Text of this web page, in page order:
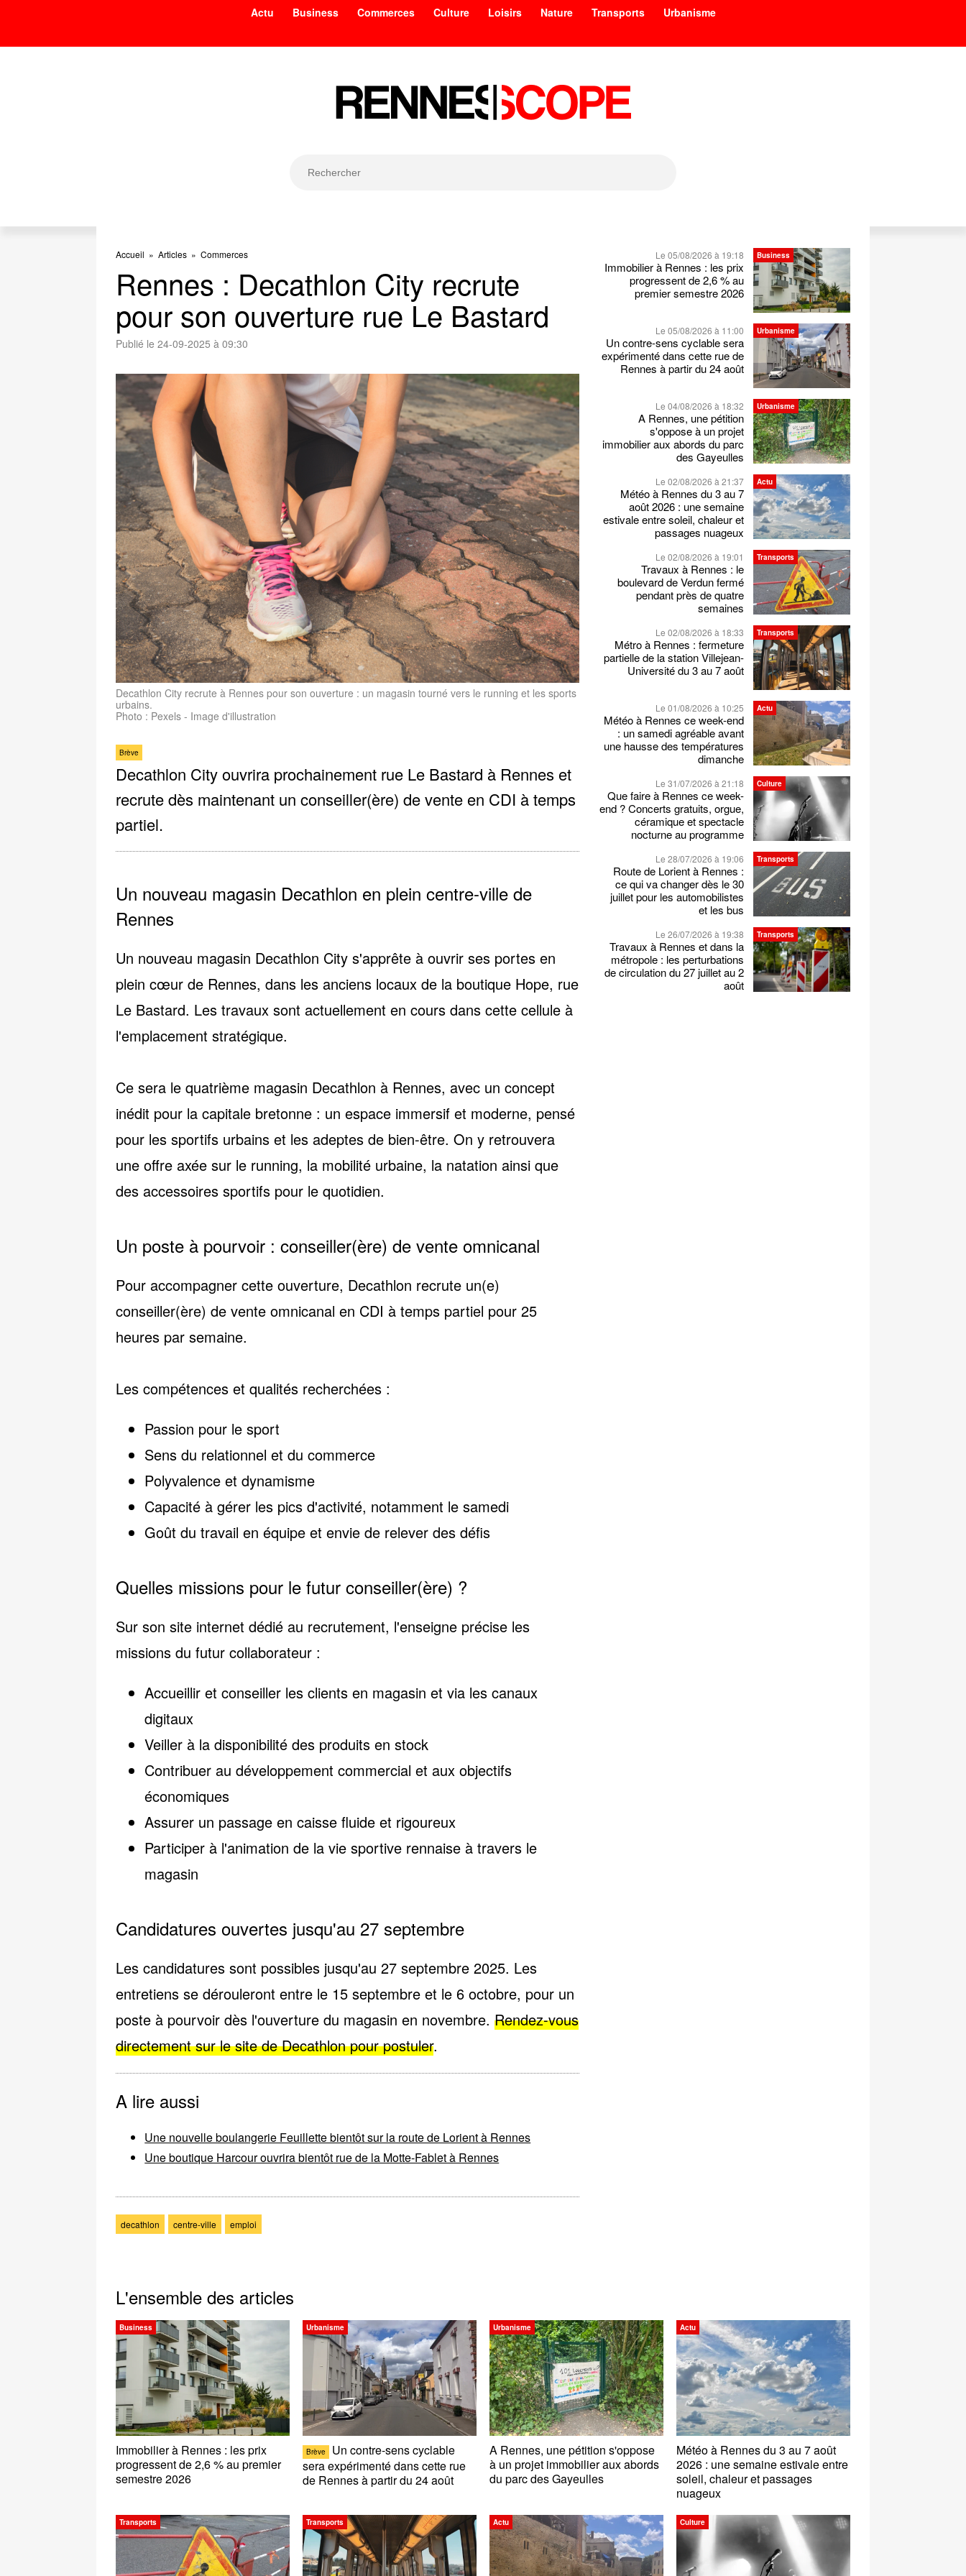
Actu Business Commerces Culture Loisirs Nature Transports Urbanisme
Accueil »Articles »Commerces
Rennes : Decathlon City recrute
pour son ouverture rue Le Bastard
Publié le 24-09-2025 à 09:30
Decathlon City recrute à Rennes pour son ouverture : un magasin tourné vers le running et les sports
urbains.
Photo : Pexels - Image d'illustration
Brève
Decathlon City ouvrira prochainement rue Le Bastard à Rennes et
recrute dès maintenant un conseiller(ère) de vente en CDI à temps
partiel.
Un nouveau magasin Decathlon en plein centre-ville de
Rennes
Un nouveau magasin Decathlon City s'apprête à ouvrir ses portes en
plein cœur de Rennes, dans les anciens locaux de la boutique Hope, rue
Le Bastard. Les travaux sont actuellement en cours dans cette cellule à
l'emplacement stratégique.
Ce sera le quatrième magasin Decathlon à Rennes, avec un concept
inédit pour la capitale bretonne : un espace immersif et moderne, pensé
pour les sportifs urbains et les adeptes de bien-être. On y retrouvera
une offre axée sur le running, la mobilité urbaine, la natation ainsi que
des accessoires sportifs pour le quotidien.
Un poste à pourvoir : conseiller(ère) de vente omnicanal
Pour accompagner cette ouverture, Decathlon recrute un(e)
conseiller(ère) de vente omnicanal en CDI à temps partiel pour 25
heures par semaine.
Les compétences et qualités recherchées :
Passion pour le sport
Sens du relationnel et du commerce
Polyvalence et dynamisme
Capacité à gérer les pics d'activité, notamment le samedi
Goût du travail en équipe et envie de relever des défis
Quelles missions pour le futur conseiller(ère) ?
Sur son site internet dédié au recrutement, l'enseigne précise les
missions du futur collaborateur :
Accueillir et conseiller les clients en magasin et via les canaux
digitaux
Veiller à la disponibilité des produits en stock
Contribuer au développement commercial et aux objectifs
économiques
Assurer un passage en caisse fluide et rigoureux
Participer à l'animation de la vie sportive rennaise à travers le
magasin
Candidatures ouvertes jusqu'au 27 septembre
Les candidatures sont possibles jusqu'au 27 septembre 2025. Les
entretiens se dérouleront entre le 15 septembre et le 6 octobre, pour un
poste à pourvoir dès l'ouverture du magasin en novembre.Rendez-vous
directement sur le site de Decathlon pour postuler.
A lire aussi
Une nouvelle boulangerie Feuillette bientôt sur la route de Lorient à Rennes
Une boutique Harcour ouvrira bientôt rue de la Motte-Fablet à Rennes
decathlon centre-ville emploi
Le 05/08/2026 à 19:18
Immobilier à Rennes : les prix
progressent de 2,6 % au
premier semestre 2026
Business
Le 05/08/2026 à 11:00
Un contre-sens cyclable sera
expérimenté dans cette rue de
Rennes à partir du 24 août
Urbanisme
Le 04/08/2026 à 18:32
A Rennes, une pétition
s'oppose à un projet
immobilier aux abords du parc
des Gayeulles
Urbanisme
Le 02/08/2026 à 21:37
Météo à Rennes du 3 au 7
août 2026 : une semaine
estivale entre soleil, chaleur et
passages nuageux
Actu
Le 02/08/2026 à 19:01
Travaux à Rennes : le
boulevard de Verdun fermé
pendant près de quatre
semaines
Transports
Le 02/08/2026 à 18:33
Métro à Rennes : fermeture
partielle de la station Villejean-
Université du 3 au 7 août
Transports
Le 01/08/2026 à 10:25
Météo à Rennes ce week-end
: un samedi agréable avant
une hausse des températures
dimanche
Actu
Le 31/07/2026 à 21:18
Que faire à Rennes ce week-
end ? Concerts gratuits, orgue,
céramique et spectacle
nocturne au programme
Culture
Le 28/07/2026 à 19:06
Route de Lorient à Rennes :
ce qui va changer dès le 30
juillet pour les automobilistes
et les bus
Transports
Le 26/07/2026 à 19:38
Travaux à Rennes et dans la
métropole : les perturbations
de circulation du 27 juillet au 2
août
Transports
L'ensemble des articles
Business
Immobilier à Rennes : les prix
progressent de 2,6 % au premier
semestre 2026
Urbanisme
Brève
Un contre-sens cyclable
sera expérimenté dans cette rue
de Rennes à partir du 24 août
Urbanisme
A Rennes, une pétition s'oppose
à un projet immobilier aux abords
du parc des Gayeulles
Actu
Météo à Rennes du 3 au 7 août
2026 : une semaine estivale entre
soleil, chaleur et passages
nuageux
Transports Transports Actu Culture